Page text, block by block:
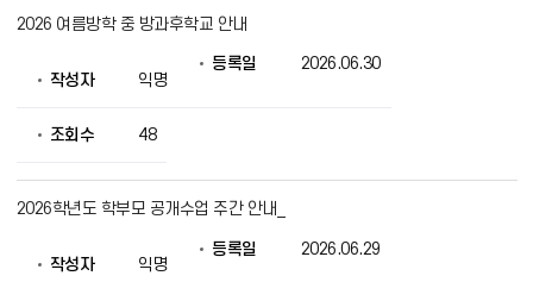
2026 여름방학 중 방과후학교 안내
작성자 익명
등록일 2026.06.30
조회수 48
2026학년도 학부모 공개수업 주간 안내_
작성자 익명
등록일 2026.06.29